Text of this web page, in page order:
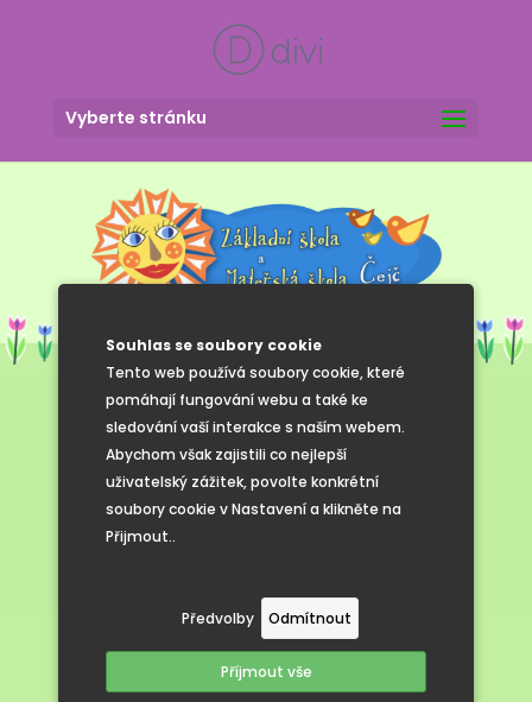
Souhlas se soubory cookie
Tento web používá soubory cookie, které
pomáhají fungování webu a také ke
sledování vaší interakce s naším webem.
Abychom však zajistili co nejlepší
uživatelský zážitek, povolte konkrétní
soubory cookie v Nastavení a klikněte na
Přijmout..
Předvolby Odmítnout
Příjmout vše
Vyberte stránku
Halloween
v družině